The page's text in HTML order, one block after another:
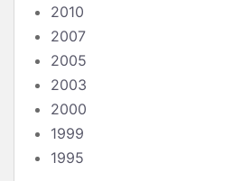
2010
2007
2005
2003
2000
1999
1995